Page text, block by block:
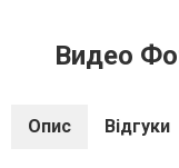
Видео
Опис Відгуки